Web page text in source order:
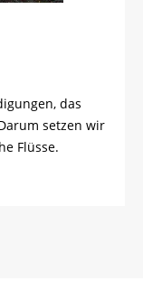
das
setzen wir
Flüsse.